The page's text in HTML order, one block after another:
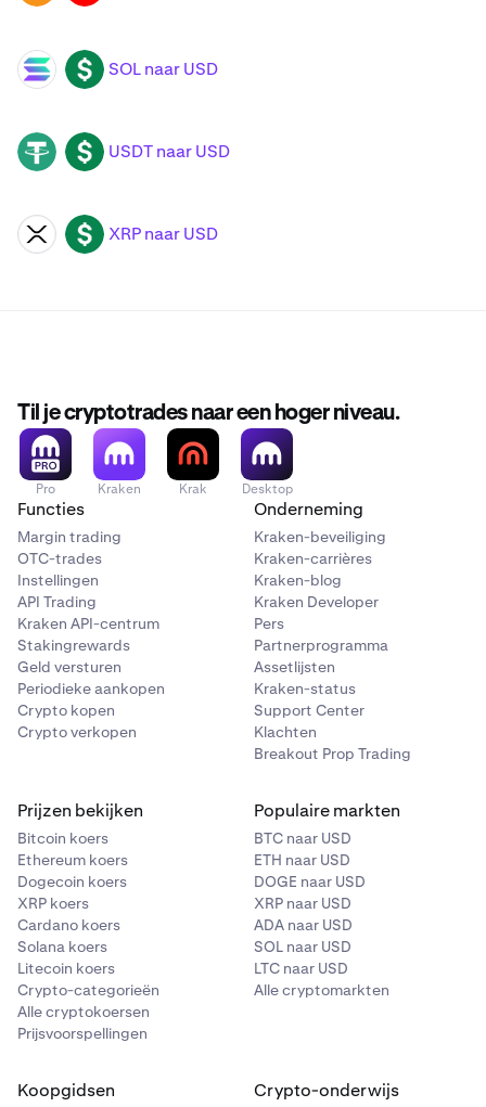
SOL USD SOL naar USD
USDT USD USDT naar USD
XRP USD XRP naar USD
Til je cryptotrades naar een hoger niveau.
Pro Kraken Krak Desktop
Functies
Margin trading
OTC-trades
Instellingen
API Trading
Kraken API-centrum
Stakingrewards
Geld versturen
Periodieke aankopen
Crypto kopen
Crypto verkopen
Onderneming
Kraken-beveiliging
Kraken-carrières
Kraken-blog
Kraken Developer
Pers
Partnerprogramma
Assetlijsten
Kraken-status
Support Center
Klachten
Breakout Prop Trading
Prijzen bekijken
Bitcoin koers
Ethereum koers
Dogecoin koers
XRP koers
Cardano koers
Solana koers
Litecoin koers
Crypto-categorieën
Alle cryptokoersen
Prijsvoorspellingen
Populaire markten
BTC naar USD
ETH naar USD
DOGE naar USD
XRP naar USD
ADA naar USD
SOL naar USD
LTC naar USD
Alle cryptomarkten
Koopgidsen Crypto-onderwijs